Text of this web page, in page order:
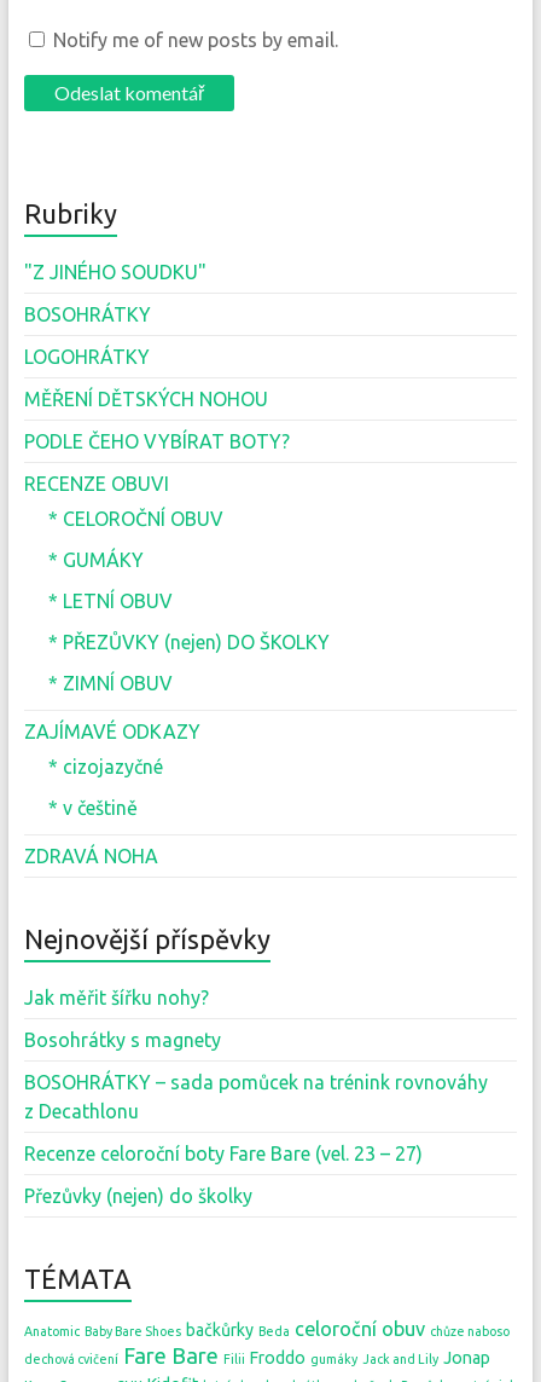
Notify me of new posts by email.
Rubriky
"Z JINÉHO SOUDKU"
BOSOHRÁTKY
LOGOHRÁTKY
MĚŘENÍ DĚTSKÝCH NOHOU
PODLE ČEHO VYBÍRAT BOTY?
RECENZE OBUVI
* CELOROČNÍ OBUV
* GUMÁKY
* LETNÍ OBUV
* PŘEZŮVKY (nejen) DO ŠKOLKY
* ZIMNÍ OBUV
ZAJÍMAVÉ ODKAZY
* cizojazyčné
* v češtině
ZDRAVÁ NOHA
Nejnovější příspěvky
Jak měřit šířku nohy?
Bosohrátky s magnety
BOSOHRÁTKY – sada pomůcek na trénink rovnováhy
z Decathlonu
Recenze celoroční boty Fare Bare (vel. 23 – 27)
Přezůvky (nejen) do školky
TÉMATA
Anatomic Baby Bare Shoes bačkůrky Beda celoroční obuv chůze naboso
dechová cvičení Fare Bare Filii Froddo gumáky Jack and Lily Jonap